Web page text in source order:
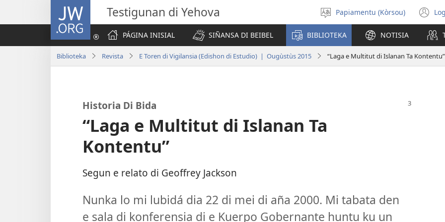
JW.ORG Testigunan di Yehova
Skohe
Idioma
Papiamentu (Kòrsou)
PÁGINA INISIAL
SIÑANSA DI BEIBEL BIBLIOTEKA NOTISIA
Biblioteka Revista E Toren di Vigilansia (Edishon di Estudio) | Ougùstùs 2015 “Laga e Multitut di Islanan Ta Kontentu”
Historia Di Bida
“Laga e Multitut di Islanan Ta
Kontentu”
Segun e relato di Geoffrey Jackson
Nunka lo mi lubidá dia 22 di mei di aña 2000. Mi tabata den
e sala di konferensia di e Kuerpo Gobernante huntu ku un